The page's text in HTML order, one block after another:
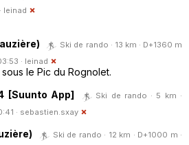
leinad
Ski de rando · 13 km · D+1360 m
· leinad
le Pic du Rognolet.
[Suunto App]
Ski de rando · 5 km ·
· sebastien.sxay
Ski de rando · 12 km · D+1000 m ·